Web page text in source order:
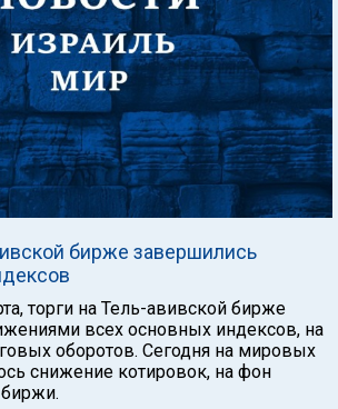
бирже завершились
торги на Тель-авивской бирже
всех основных индексов, на
оборотов. Сегодня на мировых
снижение котировок, на фон